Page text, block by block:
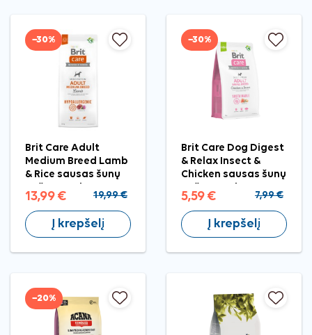
−30%
Brit Care Adult
Medium Breed Lamb
& Rice sausas šunų
13,99 € 19,99 €
Į krepšelį
−30%
Brit Care Dog Digest
& Relax Insect &
Chicken sausas šunų
5,59 € 7,99 €
Į krepšelį
−20%